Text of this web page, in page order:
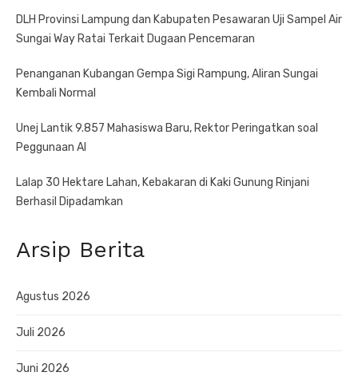
DLH Provinsi Lampung dan Kabupaten Pesawaran Uji Sampel Air
Sungai Way Ratai Terkait Dugaan Pencemaran
Penanganan Kubangan Gempa Sigi Rampung, Aliran Sungai
Kembali Normal
Unej Lantik 9.857 Mahasiswa Baru, Rektor Peringatkan soal
Peggunaan AI
Lalap 30 Hektare Lahan, Kebakaran di Kaki Gunung Rinjani
Berhasil Dipadamkan
Arsip Berita
Agustus 2026
Juli 2026
Juni 2026